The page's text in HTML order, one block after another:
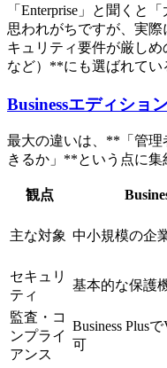
「Enterprise」と聞くと
思われがちですが、実
キュリティ要件が厳し
など）**にも選ばれてい
Businessエディショ
最大の違いは、**「管理
きるか」**という点に集
観点
主な対象 中小規模の企
セキュリ
ティ
基本的な保護
監査・コ
ンプライ
アンス
Business Plus
可